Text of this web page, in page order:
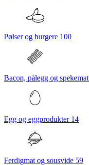
Pølser og burgere 100
Bacon, pålegg og spekemat
Egg og eggprodukter 14
Ferdigmat og sousvide 59